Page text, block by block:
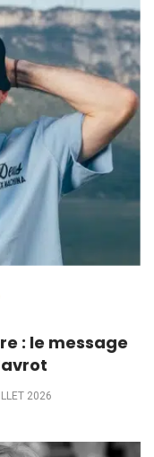
: le message
2026